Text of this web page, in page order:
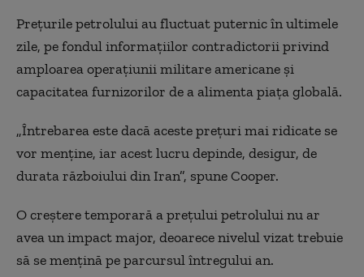
Prețurile petrolului au fluctuat puternic în ultimele
zile, pe fondul informațiilor contradictorii privind
amploarea operațiunii militare americane și
capacitatea furnizorilor de a alimenta piața globală.
„Întrebarea este dacă aceste prețuri mai ridicate se
vor menține, iar acest lucru depinde, desigur, de
durata războiului din Iran”, spune Cooper.
O creștere temporară a prețului petrolului nu ar
avea un impact major, deoarece nivelul vizat trebuie
să se mențină pe parcursul întregului an.